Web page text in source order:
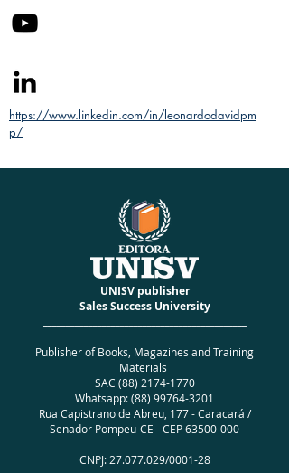
https://www.linkedin.com/in/leonardodavidpm
p/
UNISV publisher
Sales Success University
Publisher of Books, Magazines and Training
Materials
SAC (88) 2174-1770
Whatsapp:(88) 99764-3201
Rua Capistrano de Abreu, 177 - Caracará /
Senador Pompeu-CE - CEP63500-000
CNPJ: 27.077.029/0001-28